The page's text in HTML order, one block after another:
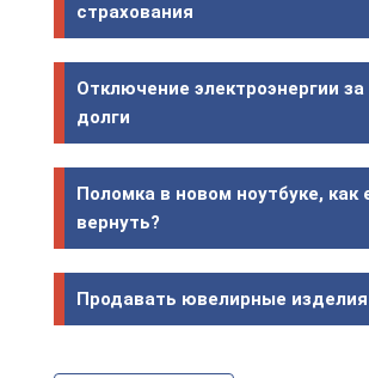
страхования
Отключение электроэнергии за
долги
Поломка в новом ноутбуке, как
вернуть?
Продавать ювелирные изделия